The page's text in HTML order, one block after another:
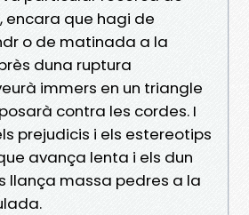
encara que hagi de
o de matinada a la
duna ruptura
immers en un triangle
contra les cordes. I
prejudicis i els estereotips
avança lenta i els dun
llança massa pedres a la